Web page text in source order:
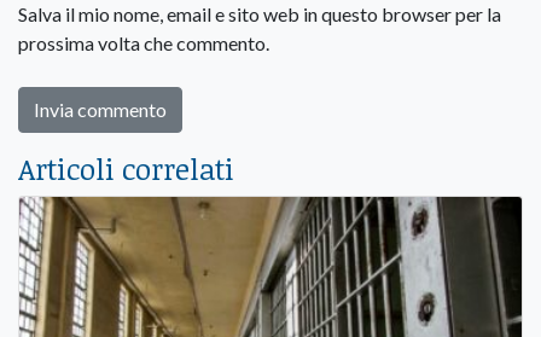
Salva il mio nome, email e sito web in questo browser per la
prossima volta che commento.
Articoli correlati